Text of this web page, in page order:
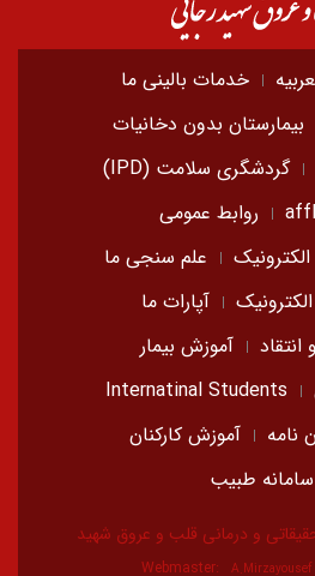
خدمات بالینی ما
بیمارستان بدون دخانیات
گردشگری سلامت (IPD)
روابط عمومی
علم سنجی ما
آپارات ما
انتقاد
آموزش بیمار
Internatinal Students
نامه
آموزش کارکنان
سامانه طبیب
و درمانی قلب و عروق شهید
Webmaster: A.Mirzayousef